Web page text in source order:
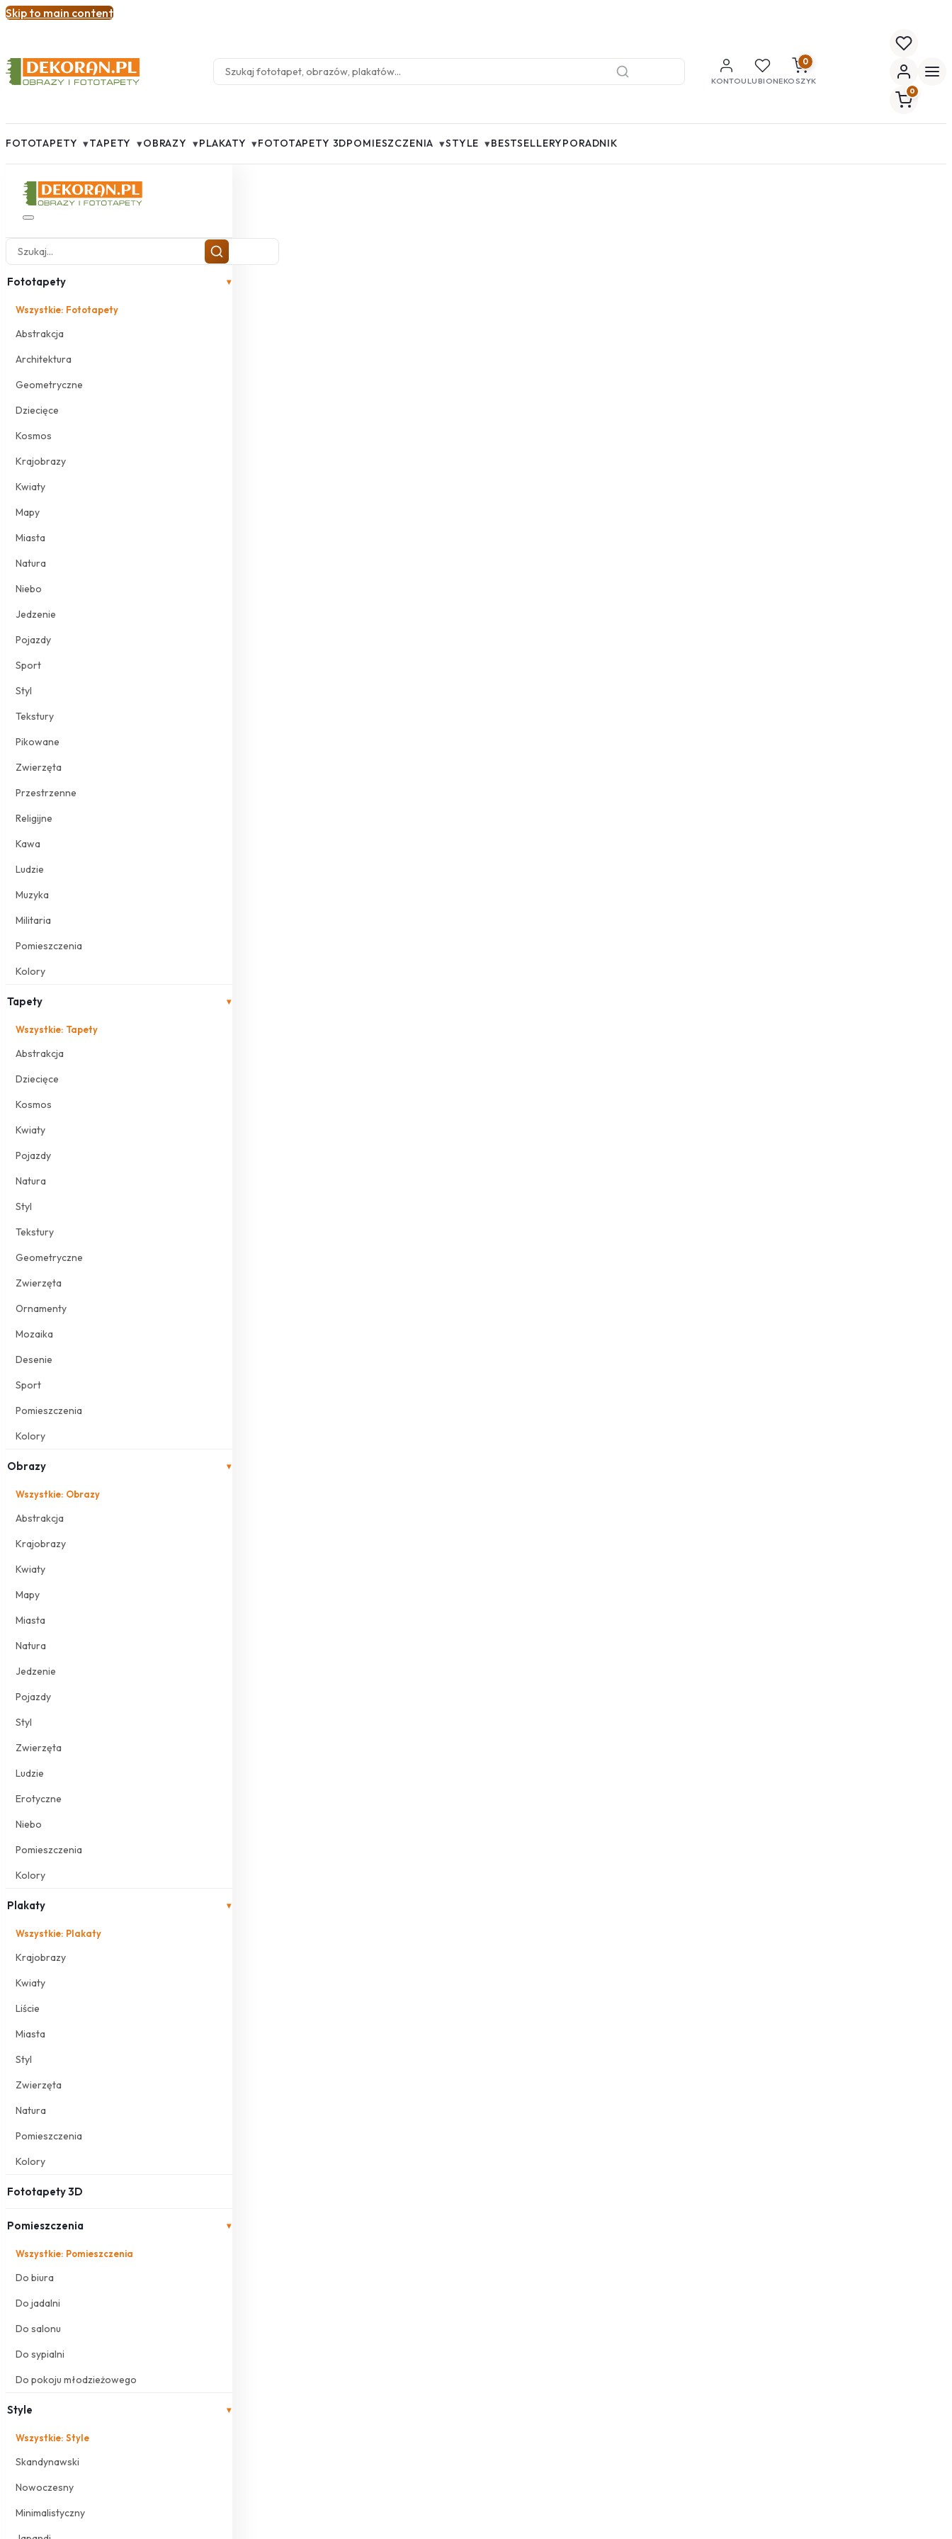
Skip to main content
KONTOULUBIONE
0
KOSZYK
0
FOTOTAPETY ▾TAPETY ▾OBRAZY ▾PLAKATY ▾FOTOTAPETY 3DPOMIESZCZENIA ▾STYLE ▾BESTSELLERYPORADNIK
Fototapety ▾
Wszystkie: Fototapety
Abstrakcja
Architektura
Geometryczne
Dziecięce
Kosmos
Krajobrazy
Kwiaty
Mapy
Miasta
Natura
Niebo
Jedzenie
Pojazdy
Sport
Styl
Tekstury
Pikowane
Zwierzęta
Przestrzenne
Religijne
Kawa
Ludzie
Muzyka
Militaria
Pomieszczenia
Kolory
Tapety ▾
Wszystkie: Tapety
Abstrakcja
Dziecięce
Kosmos
Kwiaty
Pojazdy
Natura
Styl
Tekstury
Geometryczne
Zwierzęta
Ornamenty
Mozaika
Desenie
Sport
Pomieszczenia
Kolory
Obrazy ▾
Wszystkie: Obrazy
Abstrakcja
Krajobrazy
Kwiaty
Mapy
Miasta
Natura
Jedzenie
Pojazdy
Styl
Zwierzęta
Ludzie
Erotyczne
Niebo
Pomieszczenia
Kolory
Plakaty ▾
Wszystkie: Plakaty
Krajobrazy
Kwiaty
Liście
Miasta
Styl
Zwierzęta
Natura
Pomieszczenia
Kolory
Fototapety 3D
Pomieszczenia ▾
Wszystkie: Pomieszczenia
Do biura
Do jadalni
Do salonu
Do sypialni
Do pokoju młodzieżowego
Style ▾
Wszystkie: Style
Skandynawski
Nowoczesny
Minimalistyczny